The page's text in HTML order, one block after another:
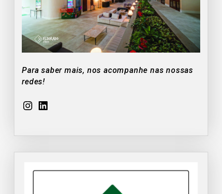
Para saber mais, nos acompanhe nas nossas
redes!
Instagram
LinkedIn